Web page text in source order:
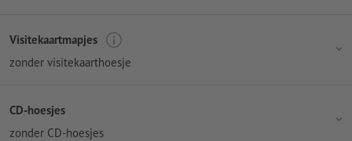
Visitekaartmapjes
zonder visitekaarthoesje
CD-hoesjes
zonder CD-hoesjes